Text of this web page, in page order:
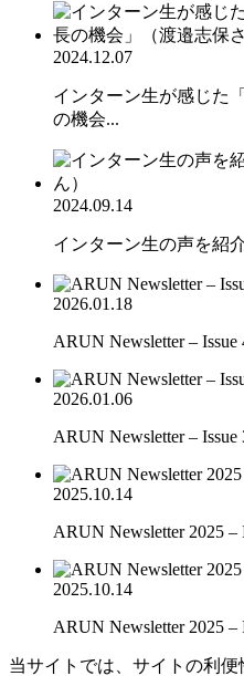
2024.12.07
インターン生が感じた
の機会...
2024.09.14
インターン生の声を紹
2026.01.18
ARUN Newsletter – Issue
2026.01.06
ARUN Newsletter – Issue
2025.10.14
ARUN Newsletter 2025 –
2025.10.14
ARUN Newsletter 2025 –
当サイトでは、サイトの利